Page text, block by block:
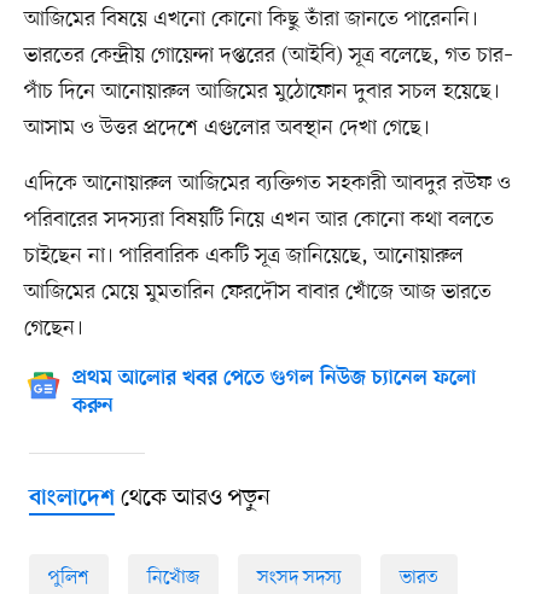
আজিমের বিষয়ে এখনো কোনো কিছু তাঁরা জানতে পারেননি।
ভারতের কেন্দ্রীয় গোয়েন্দা দপ্তরের (আইবি) সূত্র বলেছে, গত চার–
পাঁচ দিনে আনোয়ারুল আজিমের মুঠোফোন দুবার সচল হয়েছে।
আসাম ও উত্তর প্রদেশে এগুলোর অবস্থান দেখা গেছে।
এদিকে আনোয়ারুল আজিমের ব্যক্তিগত সহকারী আবদুর রউফ ও
পরিবারের সদস্যরা বিষয়টি নিয়ে এখন আর কোনো কথা বলতে
চাইছেন না। পারিবারিক একটি সূত্র জানিয়েছে, আনোয়ারুল
আজিমের মেয়ে মুমতারিন ফেরদৌস বাবার খোঁজে আজ ভারতে
গেছেন।
প্রথম আলোর খবর পেতে গুগল নিউজ চ্যানেল ফলো
করুন
বাংলাদেশথেকে আরও পড়ুন
পুলিশ নিখোঁজ সংসদ সদস্য ভারত